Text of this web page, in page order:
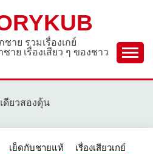
ชาย รวมเรื่องเกย์
ย เรื่องเสียว ๆ ของชาว
ดียวสองดุ้น
เย็ดกับชายแท้
เรื่องเสียวเกย์